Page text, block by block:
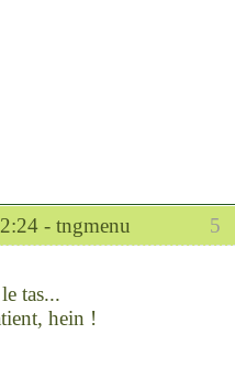
5
- tngmenu
tas...
hein !